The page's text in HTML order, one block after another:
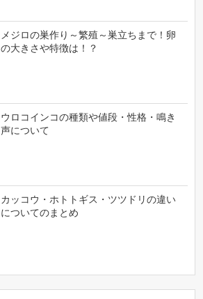
メジロの巣作り～繁殖～巣立ちまで！卵
の大きさや特徴は！？
ウロコインコの種類や値段・性格・鳴き
声について
カッコウ・ホトトギス・ツツドリの違い
についてのまとめ